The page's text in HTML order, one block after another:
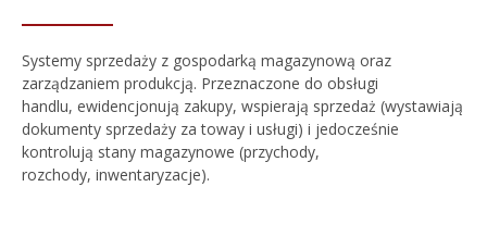
Systemy sprzedaży z gospodarką magazynową oraz
zarządzaniem produkcją. Przeznaczone do obsługi
handlu, ewidencjonują zakupy, wspierają sprzedaż (wystawiają
dokumenty sprzedaży za toway i usługi) i jedocześnie
kontrolują stany magazynowe (przychody,
rozchody, inwentaryzacje).